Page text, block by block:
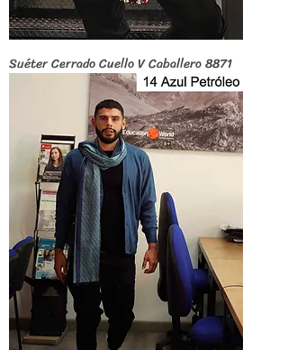
Suéter Cerrado Cuello V Caballero 8871